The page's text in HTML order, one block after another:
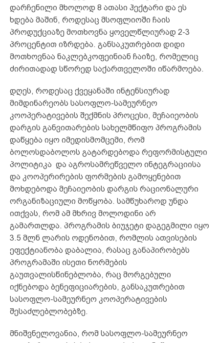
დარჩენილი მხოლოდ 8 ათასი ჰექტარი და ეს
ხდება მაშინ, როდესაც მსოფლიოში ჩაის
პროდუქციაზე მოთხოვნა ყოველწლიურად 2-3
პროცენტით იზრდება. განსაკუთრებით დიდი
მოთხოვნაა ნაკლებკოფეინიან ჩაიზე, რომელიც
ძირითადად სწორედ საქართველოში იწარმოება.
დღეს, როდესაც ქვეყანაში ინტენსიურად
მიმდინარეობს სასოფლო-სამეურნეო
კოოპერატივების შექმნის პროცესი, მეჩაიეობის
დარგის განვითარების სახელმწიფო პროგრამის
დაწყება იყო იმედისმომცემი, რომ
ბოლოსდაბოლოს გატარდებოდა რეფორმისტული
პოლიტიკა და აგროსამრეწველო ინტეგრაციისა
და კოოპერირების ფორმების გამოყენებით
მოხდებოდა მეჩაიეობის დარგის რაციონალური
ორგანიზაციული მოწყობა. სამწუხაროდ უნდა
ითქვას, რომ ამ მხრივ მოლოდინი არ
გამართლდა. პროგრამის ბიუჯეტი დაგეგმილი იყო
3.5 მლნ ლარის ოდენობით, რომლის ათვისების
ეფექტიანობა დაბალია, რასაც განაპირობებს
პროგრამაში ისეთი ნორმების
გაუთვალისწინებლობა, რაც მორგებული
იქნებოდა ბენეფიციარების, განსაკუთრებით
სასოფლო-სამეურნეო კოოპერატივების
შესაძლებლობებზე.
მნიშვნელოვანია, რომ სასოფლო-სამეურნეო